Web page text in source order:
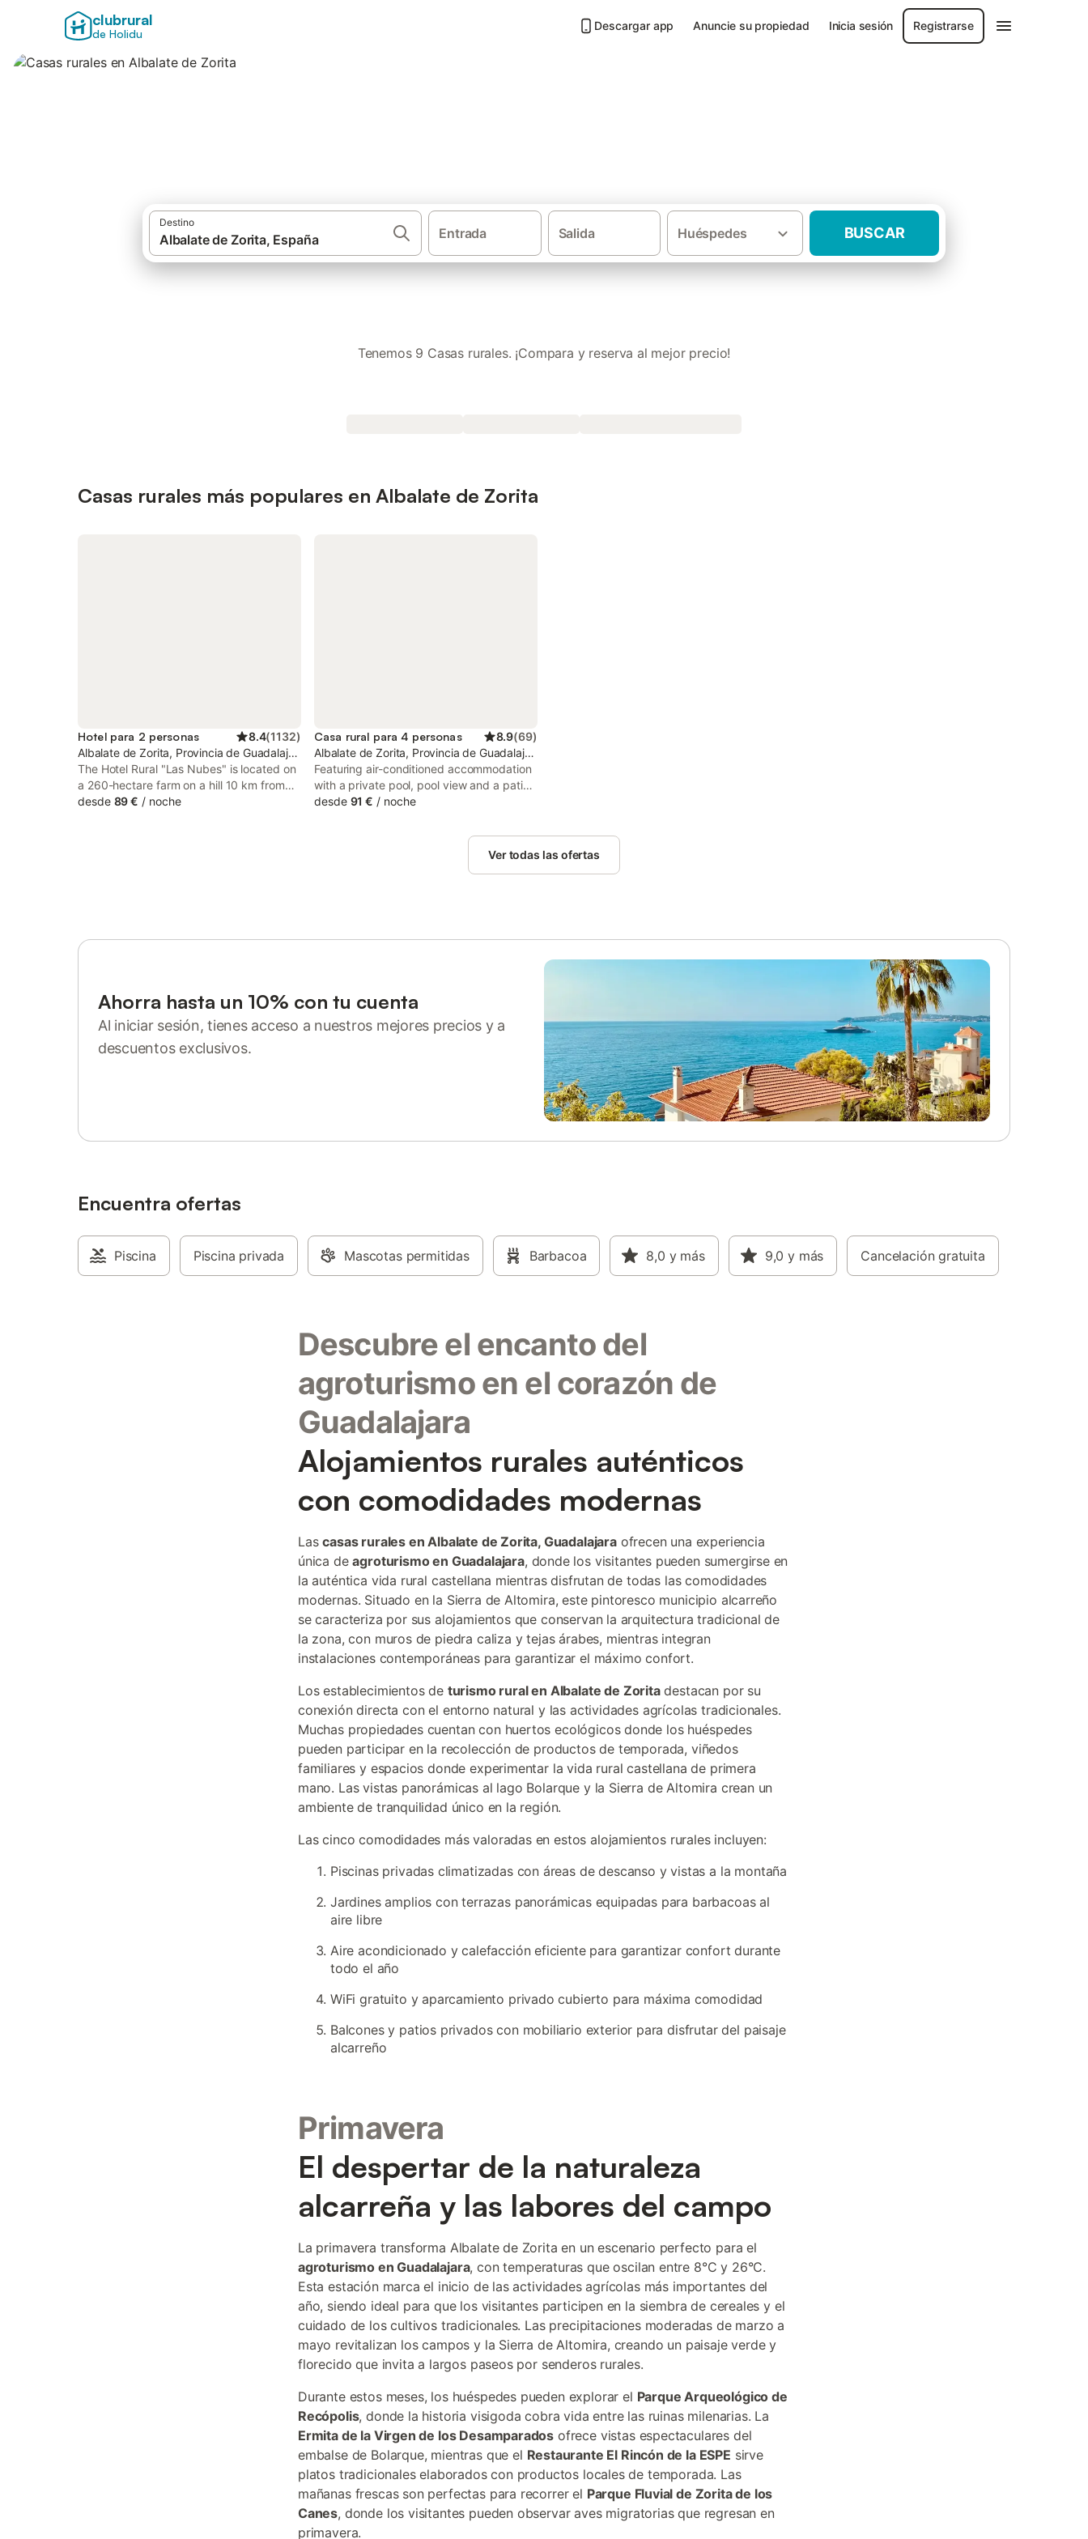
clubrural
de Holidu
Descargar app Anuncie su propiedad Inicia sesión Registrarse
Destino
Entrada Salida Huéspedes BUSCAR
Tenemos 9 Casas rurales. ¡Compara y reserva al mejor precio!
Casas rurales más populares en Albalate de Zorita
Hotel para 2 personas 8.4(1132)
Albalate de Zorita, Provincia de Guadalajara
The Hotel Rural "Las Nubes" is located on
a 260-hectare farm on a hill 10 km from
Albalate de Zorita, a 1-hour drive from
desde 89 € / noche
Casa rural para 4 personas 8.9(69)
Albalate de Zorita, Provincia de Guadalajara
Featuring air-conditioned accommodation
with a private pool, pool view and a patio,
Desconexión y paz, cabaña en la sierra is
and quiet street views, this chalet also has
desde 91 € / noche
Ver todas las ofertas
Ahorra hasta un 10% con tu cuenta
Al iniciar sesión, tienes acceso a nuestros mejores precios y a
descuentos exclusivos.
Encuentra ofertas
Piscina Piscina privada Mascotas permitidas Barbacoa 8,0 y más 9,0 y más Cancelación gratuita
Descubre el encanto del
agroturismo en el corazón de
Guadalajara
Alojamientos rurales auténticos
con comodidades modernas
Lascasas rurales en Albalate de Zorita, Guadalajaraofrecen una experiencia
única deagroturismo en Guadalajara, donde los visitantes pueden sumergirse en
la auténtica vida rural castellana mientras disfrutan de todas las comodidades
modernas. Situado en la Sierra de Altomira, este pintoresco municipio alcarreño
se caracteriza por sus alojamientos que conservan la arquitectura tradicional de
la zona, con muros de piedra caliza y tejas árabes, mientras integran
instalaciones contemporáneas para garantizar el máximo confort.
Los establecimientos de turismo rural en Albalate de Zoritadestacan por su
conexión directa con el entorno natural y las actividades agrícolas tradicionales.
Muchas propiedades cuentan con huertos ecológicos donde los huéspedes
pueden participar en la recolección de productos de temporada, viñedos
familiares y espacios donde experimentar la vida rural castellana de primera
mano. Las vistas panorámicas al lago Bolarque y la Sierra de Altomira crean un
ambiente de tranquilidad único en la región.
Las cinco comodidades más valoradas en estos alojamientos rurales incluyen:
Piscinas privadas climatizadas con áreas de descanso y vistas a la montaña
Jardines amplios con terrazas panorámicas equipadas para barbacoas al
aire libre
Aire acondicionado y calefacción eficiente para garantizar confort durante
todo el año
WiFi gratuito y aparcamiento privado cubierto para máxima comodidad
Balcones y patios privados con mobiliario exterior para disfrutar del paisaje
alcarreño
Primavera
El despertar de la naturaleza
alcarreña y las labores del campo
La primavera transforma Albalate de Zorita en un escenario perfecto para el
agroturismo en Guadalajara, con temperaturas que oscilan entre 8°C y 26°C.
Esta estación marca el inicio de las actividades agrícolas más importantes del
año, siendo ideal para que los visitantes participen en la siembra de cereales y el
cuidado de los cultivos tradicionales. Las precipitaciones moderadas de marzo a
mayo revitalizan los campos y la Sierra de Altomira, creando un paisaje verde y
florecido que invita a largos paseos por senderos rurales.
Durante estos meses, los huéspedes pueden explorar el Parque Arqueológico de
Recópolis, donde la historia visigoda cobra vida entre las ruinas milenarias. La
Ermita de la Virgen de los Desamparados ofrece vistas espectaculares del
embalse de Bolarque, mientras que el Restaurante El Rincón de la ESPE sirve
platos tradicionales elaborados con productos locales de temporada. Las
mañanas frescas son perfectas para recorrer el Parque Fluvial de Zorita de los
Canes, donde los visitantes pueden observar aves migratorias que regresan en
primavera.